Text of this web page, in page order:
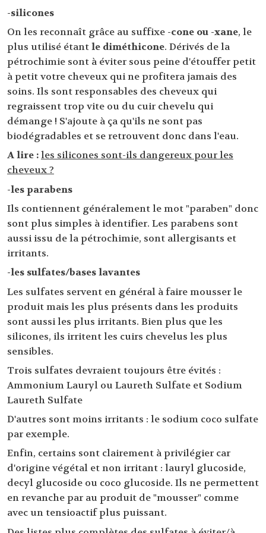
-silicones
On les reconnaît grâce au suffixe -cone ou -xane, le
plus utilisé étantle diméthicone. Dérivés de la
pétrochimie sont à éviter sous peine d'étouffer petit
à petit votre cheveux qui ne profitera jamais des
soins. Ils sont responsables des cheveux qui
regraissent trop vite ou du cuir chevelu qui
démange ! S'ajoute à ça qu'ils ne sont pas
biodégradables et se retrouvent donc dans l'eau.
A lire :les silicones sont-ils dangereux pour les
cheveux ?
-les parabens
Ils contiennent généralement le mot "paraben" donc
sont plus simples à identifier. Les parabens sont
aussi issu de la pétrochimie, sont allergisants et
irritants.
-les sulfates/bases lavantes
Les sulfates servent en général à faire mousser le
produit mais les plus présents dans les produits
sont aussi les plus irritants. Bien plus que les
silicones, ils irritent les cuirs chevelus les plus
sensibles.
Trois sulfates devraient toujours être évités :
Ammonium Lauryl ou Laureth Sulfate et Sodium
Laureth Sulfate
D'autres sont moins irritants : le sodium coco sulfate
par exemple.
Enfin, certains sont clairement à privilégier car
d'origine végétal et non irritant : lauryl glucoside,
decyl glucoside ou coco glucoside. Ils ne permettent
en revanche par au produit de "mousser" comme
avec un tensioactif plus puissant.